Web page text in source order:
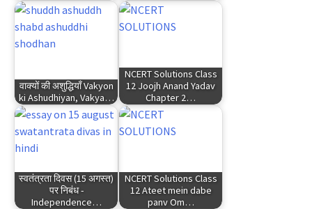
वाक्यों की अशुद्धियाँ Vakyon
ki Ashudhiyan, Vakya…
NCERT Solutions Class
12 Joojh Anand Yadav
Chapter 2…
स्वतंत्रता दिवस (15 अगस्त)
पर निबंध -
Independence…
NCERT Solutions Class
12 Ateet mein dabe
panv Om…